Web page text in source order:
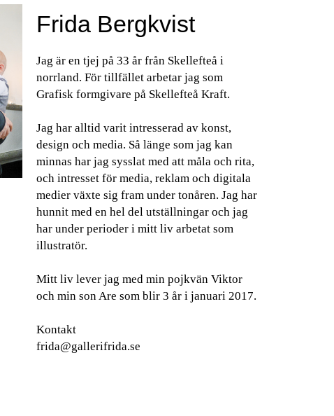
Frida Bergkvist
Jag är en tjej på 33 år från Skellefteå i
norrland. För tillfället arbetar jag som
Grafisk formgivare på Skellefteå Kraft.
Jag har alltid varit intresserad av konst,
design och media. Så länge som jag kan
minnas har jag sysslat med att måla och rita,
och intresset för media, reklam och digitala
medier växte sig fram under tonåren. Jag har
hunnit med en hel del utställningar och jag
har under perioder i mitt liv arbetat som
illustratör.
Mitt liv lever jag med min pojkvän Viktor
och min son Are som blir 3 år i januari 2017.
Kontakt
frida@gallerifrida.se